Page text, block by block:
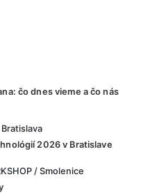
čo dnes vieme a čo nás
Bratislava
2026 v Bratislave
/ Smolenice